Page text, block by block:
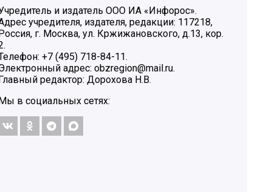
и издатель ООО ИА «Инфорос».
учредителя, издателя, редакции: 117218,
г. Москва, ул. Кржижановского, д.13, кор.
+7 (495) 718-84-11.
адрес: obzregion@mail.ru.
редактор: Дорохова Н.В.
в социальных сетях: